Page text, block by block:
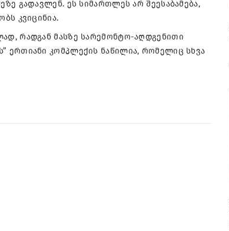
გადავლენ. ეს სიმართლეს არ შეესაბამება,
კვიცინია.
რადგან მასზე სარემონტო-აღდგენითი
ერთიანი კომპლექის ნაწილია, რომელიც სხვა